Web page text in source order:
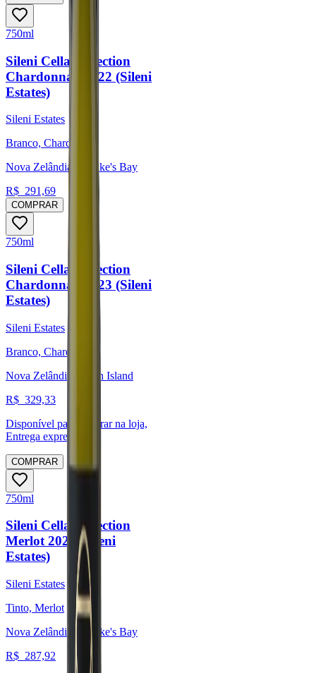
750ml
Sileni Cellar Selection
Chardonnay 2022 (Sileni
Estates)
Sileni Estates
Branco, Chardonnay
Nova Zelândia, Hawke's Bay
R$ 291,69
COMPRAR
750ml
Sileni Cellar Selection
Chardonnay 2023 (Sileni
Estates)
Sileni Estates
Branco, Chardonnay
Nova Zelândia, North Island
R$ 329,33
Disponível para:
Retirar na loja,
Entrega expressa
COMPRAR
750ml
Sileni Cellar Selection
Merlot 2020 (Sileni
Estates)
Sileni Estates
Tinto, Merlot
Nova Zelândia, Hawke's Bay
R$ 287,92